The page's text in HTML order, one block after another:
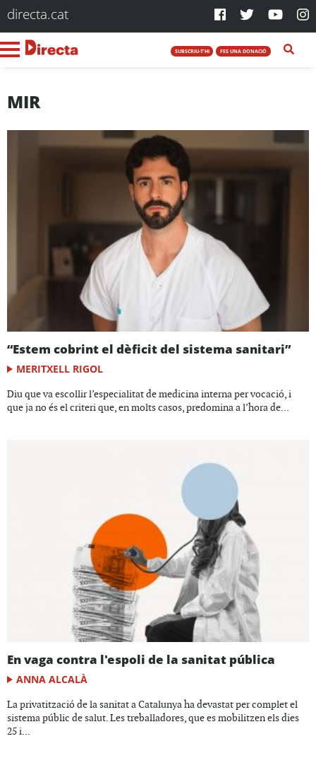
directa.cat
SUBSCRIU-T'HI FES UNA DONACIÓ
MIR
“Estem cobrint el dèficit del sistema sanitari”
MERITXELL RIGOL
Diu que va escollir l’especialitat de medicina interna per vocació, i
que ja no és el criteri que, en molts casos, predomina a l’hora de...
En vaga contra l'espoli de la sanitat pública
ANNA ALCALÀ
La privatització de la sanitat a Catalunya ha devastat per complet el
sistema públic de salut. Les treballadores, que es mobilitzen els dies
25 i...